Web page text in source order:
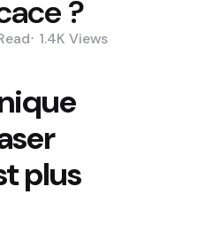
?
1.4K Views
plus